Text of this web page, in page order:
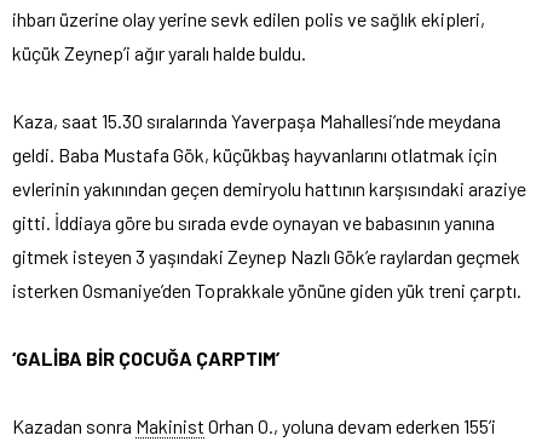
ihbarı üzerine olay yerine sevk edilen polis ve sağlık ekipleri,
küçük Zeynep’i ağır yaralı halde buldu.
Kaza, saat 15.30 sıralarında Yaverpaşa Mahallesi’nde meydana
geldi. Baba Mustafa Gök, küçükbaş hayvanlarını otlatmak için
evlerinin yakınından geçen demiryolu hattının karşısındaki araziye
gitti. İddiaya göre bu sırada evde oynayan ve babasının yanına
gitmek isteyen 3 yaşındaki Zeynep Nazlı Gök’e raylardan geçmek
isterken Osmaniye’den Toprakkale yönüne giden yük treni çarptı.
‘GALİBA BİR ÇOCUĞA ÇARPTIM’
Kazadan sonra Makinist Orhan O., yoluna devam ederken 155’i